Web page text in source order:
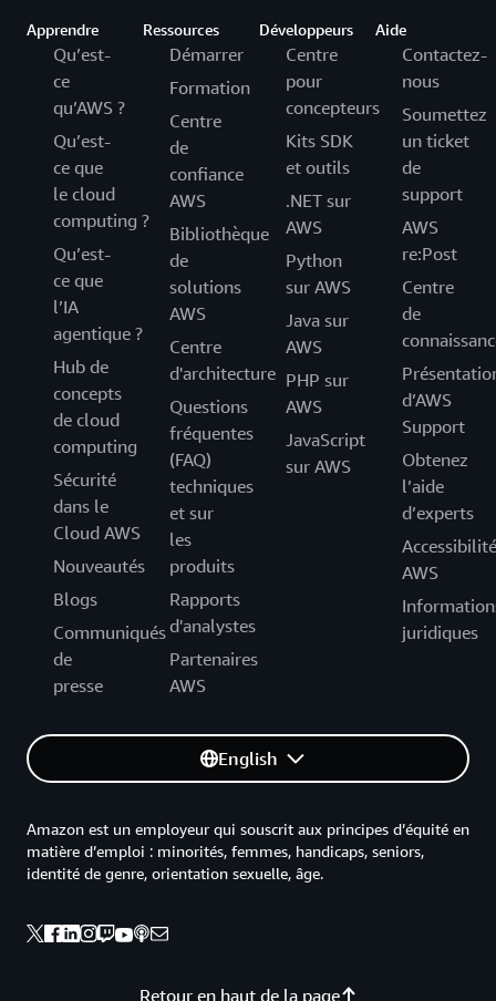
Apprendre
Qu’est-
ce
qu’AWS ?
Qu’est-
ce que
le cloud
computing ?
Qu’est-
ce que
l’IA
agentique ?
Hub de
concepts
de cloud
computing
Sécurité
dans le
Cloud AWS
Nouveautés
Blogs
Communiqués
de
presse
Ressources
Démarrer
Formation
Centre
de
confiance
AWS
Bibliothèque
de
solutions
AWS
Centre
d'architecture
Questions
fréquentes
(FAQ)
techniques
et sur
les
produits
Rapports
d'analystes
Partenaires
AWS
Développeurs
Centre
pour
concepteurs
Kits SDK
et outils
.NET sur
AWS
Python
sur AWS
Java sur
AWS
PHP sur
AWS
JavaScript
sur AWS
Aide
Contactez-
nous
Soumettez
un ticket
de
support
AWS
re:Post
Centre
de
d’AWS
Support
Obtenez
l’aide
d’experts
Accessibilité
AWS
juridiques
English
Retour en haut de la page
Amazon est un employeur qui souscrit aux principes d’équité en
matière d’emploi : minorités, femmes, handicaps, seniors,
identité de genre, orientation sexuelle, âge.